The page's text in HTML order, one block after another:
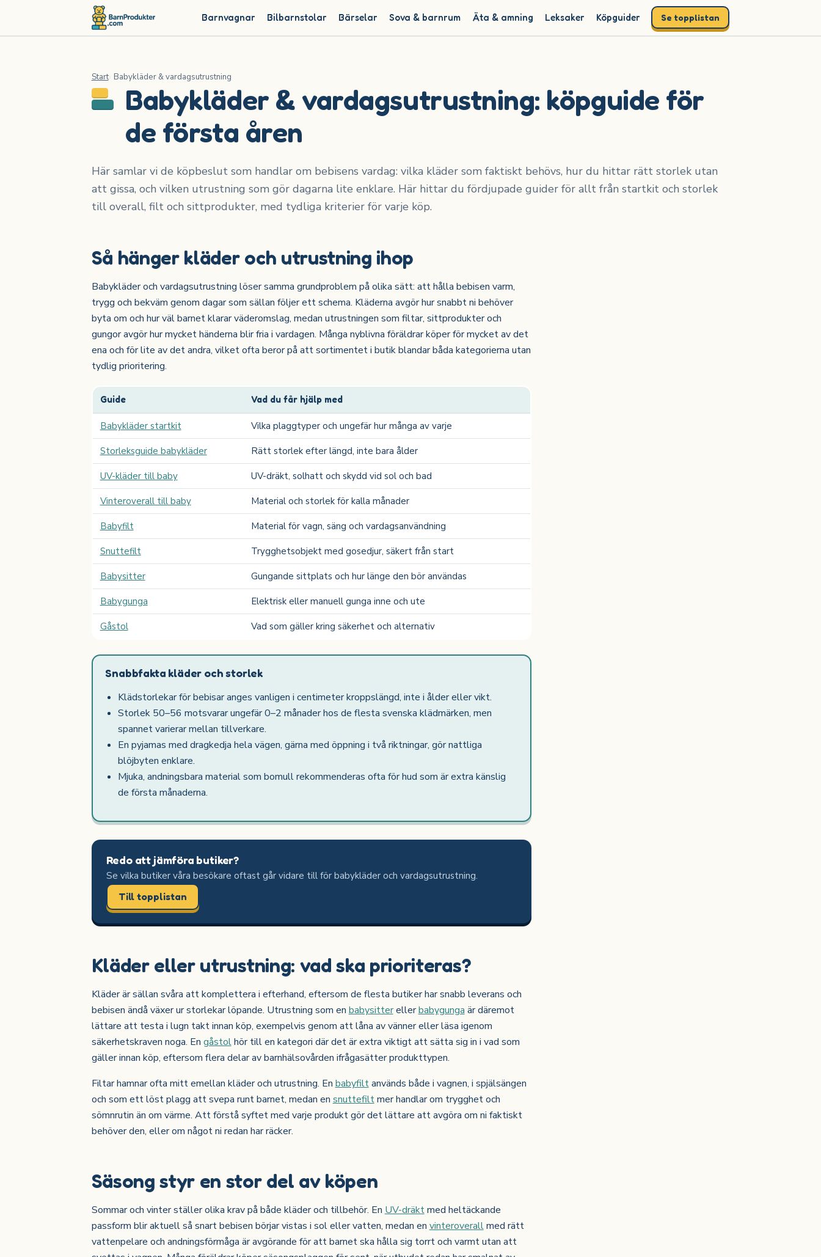
Barnvagnar Bilbarnstolar Bärselar Sova & barnrum Äta & amning Leksaker Köpguider Se topplistan
Start Babykläder & vardagsutrustning
Babykläder & vardagsutrustning: köpguide för
de första åren
Här samlar vi de köpbeslut som handlar om bebisens vardag: vilka kläder som faktiskt behövs, hur du hittar rätt storlek utan
att gissa, och vilken utrustning som gör dagarna lite enklare. Här hittar du fördjupade guider för allt från startkit och storlek
till overall, filt och sittprodukter, med tydliga kriterier för varje köp.
Så hänger kläder och utrustning ihop
Babykläder och vardagsutrustning löser samma grundproblem på olika sätt: att hålla bebisen varm,
trygg och bekväm genom dagar som sällan följer ett schema. Kläderna avgör hur snabbt ni behöver
byta om och hur väl barnet klarar väderomslag, medan utrustningen som filtar, sittprodukter och
gungor avgör hur mycket händerna blir fria i vardagen. Många nyblivna föräldrar köper för mycket av det
ena och för lite av det andra, vilket ofta beror på att sortimentet i butik blandar båda kategorierna utan
tydlig prioritering.
Guide Vad du får hjälp med
Babykläder startkit Vilka plaggtyper och ungefär hur många av varje
Storleksguide babykläder Rätt storlek efter längd, inte bara ålder
UV-kläder till baby UV-dräkt, solhatt och skydd vid sol och bad
Vinteroverall till baby Material och storlek för kalla månader
Babyfilt Material för vagn, säng och vardagsanvändning
Snuttefilt Trygghetsobjekt med gosedjur, säkert från start
Babysitter Gungande sittplats och hur länge den bör användas
Babygunga Elektrisk eller manuell gunga inne och ute
Gåstol Vad som gäller kring säkerhet och alternativ
Snabbfakta kläder och storlek
Klädstorlekar för bebisar anges vanligen i centimeter kroppslängd, inte i ålder eller vikt.
Storlek 50–56 motsvarar ungefär 0–2 månader hos de flesta svenska klädmärken, men
spannet varierar mellan tillverkare.
En pyjamas med dragkedja hela vägen, gärna med öppning i två riktningar, gör nattliga
blöjbyten enklare.
Mjuka, andningsbara material som bomull rekommenderas ofta för hud som är extra känslig
de första månaderna.
Redo att jämföra butiker?
Se vilka butiker våra besökare oftast går vidare till för babykläder och vardagsutrustning.
Till topplistan
Kläder eller utrustning: vad ska prioriteras?
Kläder är sällan svåra att komplettera i efterhand, eftersom de flesta butiker har snabb leverans och
bebisen ändå växer ur storlekar löpande. Utrustning som en babysitterellerbabygunga är däremot
lättare att testa i lugn takt innan köp, exempelvis genom att låna av vänner eller läsa igenom
säkerhetskraven noga. En gåstolhör till en kategori där det är extra viktigt att sätta sig in i vad som
gäller innan köp, eftersom flera delar av barnhälsovården ifrågasätter produkttypen.
Filtar hamnar ofta mitt emellan kläder och utrustning. En babyfiltanvänds både i vagnen, i spjälsängen
och som ett löst plagg att svepa runt barnet, medan en snuttefiltmer handlar om trygghet och
sömnrutin än om värme. Att förstå syftet med varje produkt gör det lättare att avgöra om ni faktiskt
behöver den, eller om något ni redan har räcker.
Säsong styr en stor del av köpen
Sommar och vinter ställer olika krav på både kläder och tillbehör. En UV-dräktmed heltäckande
passform blir aktuell så snart bebisen börjar vistas i sol eller vatten, medan en vinteroverallmed rätt
vattenpelare och andningsförmåga är avgörande för att barnet ska hålla sig torrt och varmt utan att